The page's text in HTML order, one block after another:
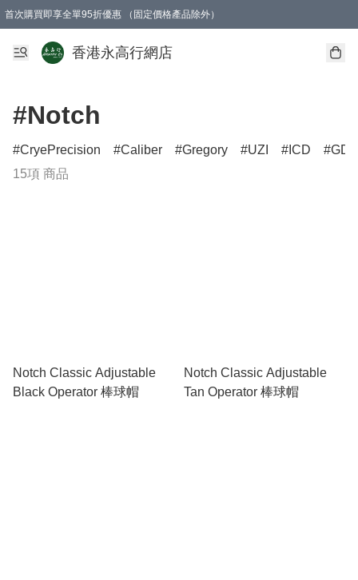
首次購買即享全單95折優惠 （固定價格產品除外）
澳門地區購物滿$800免運費
香港地區購物滿$600免運費
購買滿HK$1000即可免費獲得一個GEARLEX Small Ear Carabiner 2.0 扣環（贈品
香港永高行網店
#Notch
CryePrecision Caliber Gregory UZI ICD
15項 商品
Notch Classic Adjustable
Black Operator 棒球帽
Notch Classic Adjustable
Tan Operator 棒球帽